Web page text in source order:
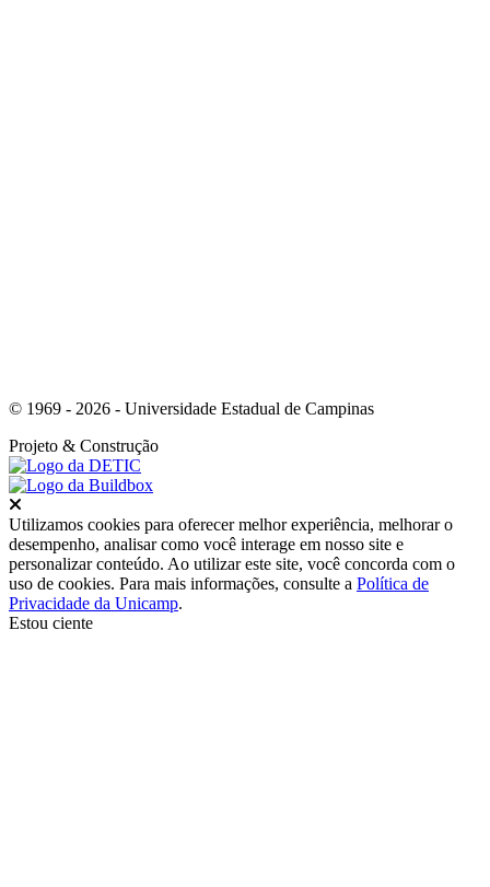
© 1969 - 2026 - Universidade Estadual de Campinas
Projeto & Construção
Utilizamos cookies para oferecer melhor experiência, melhorar o
desempenho, analisar como você interage em nosso site e
personalizar conteúdo. Ao utilizar este site, você concorda com o
uso de cookies. Para mais informações, consulte a Política de
Privacidade da Unicamp.
Estou ciente